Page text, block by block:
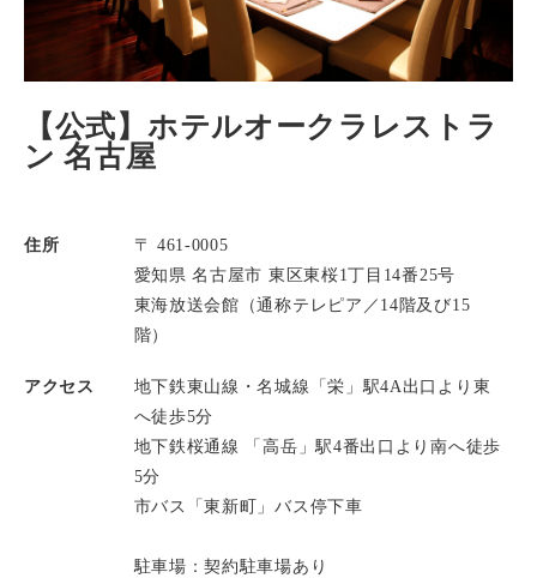
【公式】ホテルオークラレストラ
ン 名古屋
住所
〒 461-0005
愛知県 名古屋市 東区東桜1丁目14番25号
東海放送会館（通称テレピア／14階及び15
階）
アクセス
地下鉄東山線・名城線「栄」駅4A出口より東
へ徒歩5分
地下鉄桜通線 「高岳」駅4番出口より南へ徒歩
5分
市バス「東新町」バス停下車
駐車場：契約駐車場あり